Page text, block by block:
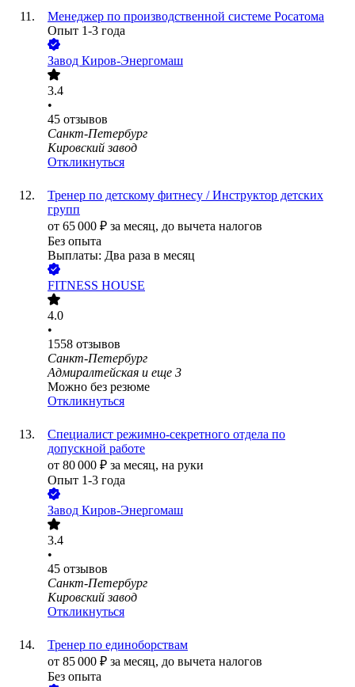
Менеджер по производственной системе Росатома
Опыт 1-3 года
Завод Киров-Энергомаш
3.4
•
45 отзывов
Санкт-Петербург
Кировский завод
Откликнуться
Тренер по детскому фитнесу / Инструктор детских
групп
от 65 000 ₽ за месяц, до вычета налогов
Без опыта
Выплаты: Два раза в месяц
FITNESS HOUSE
4.0
•
1558 отзывов
Санкт-Петербург
Адмиралтейская и еще 3
Можно без резюме
Откликнуться
Специалист режимно-секретного отдела по
допускной работе
от 80 000 ₽ за месяц, на руки
Опыт 1-3 года
Завод Киров-Энергомаш
3.4
•
45 отзывов
Санкт-Петербург
Кировский завод
Откликнуться
Тренер по единоборствам
от 85 000 ₽ за месяц, до вычета налогов
Без опыта